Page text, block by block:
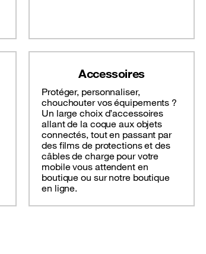
Accessoires
Protéger, personnaliser,
chouchouter vos équipements ?
Un large choix d’accessoires
allant de la coque aux objets
connectés, tout en passant par
des films de protections et des
câbles de charge pour votre
mobile vous attendent en
boutique ou sur notre boutique
en ligne.